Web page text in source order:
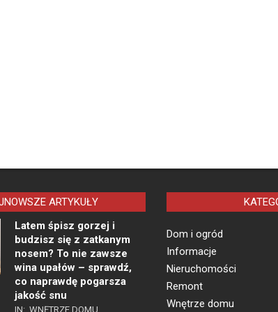
ARTYKUŁY
Latem śpisz gorzej i
budzisz się z zatkanym
nosem? To nie zawsze
wina upałów – sprawdź,
co naprawdę pogarsza
jakość snu
IN: WNĘTRZE DOMU
Dom i ogród
Informacje
Nieruchomości
Remont
Wnętrze domu